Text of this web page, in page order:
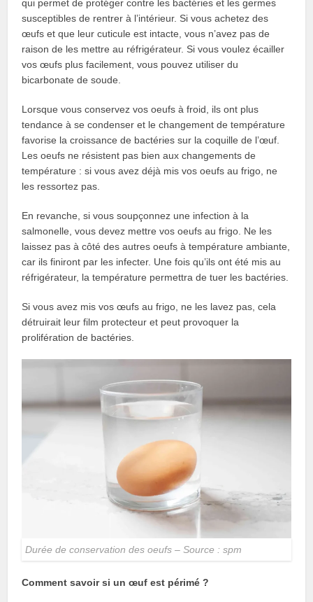
qui permet de protéger contre les bactéries et les germes
susceptibles de rentrer à l’intérieur. Si vous achetez des
œufs et que leur cuticule est intacte, vous n’avez pas de
raison de les mettre au réfrigérateur. Si vous voulez écailler
vos œufs plus facilement, vous pouvez utiliser du
bicarbonate de soude.
Lorsque vous conservez vos oeufs à froid, ils ont plus
tendance à se condenser et le changement de température
favorise la croissance de bactéries sur la coquille de l’œuf.
Les oeufs ne résistent pas bien aux changements de
température : si vous avez déjà mis vos oeufs au frigo, ne
les ressortez pas.
En revanche, si vous soupçonnez une infection à la
salmonelle, vous devez mettre vos oeufs au frigo. Ne les
laissez pas à côté des autres oeufs à température ambiante,
car ils finiront par les infecter. Une fois qu’ils ont été mis au
réfrigérateur, la température permettra de tuer les bactéries.
Si vous avez mis vos œufs au frigo, ne les lavez pas, cela
détruirait leur film protecteur et peut provoquer la
prolifération de bactéries.
Durée de conservation des oeufs – Source : spm
Comment savoir si un œuf est périmé ?